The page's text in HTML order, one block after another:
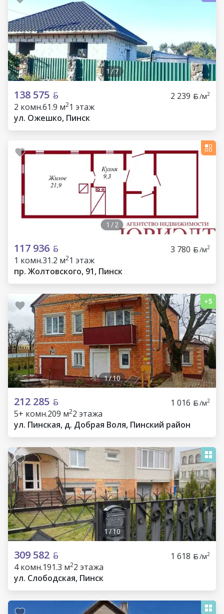
1/7
138 575 2 239 /м2
2 комн.61.9 м21 этаж
ул. Ожешко, Пинск
1 /2
117 936 3 780 /м2
1 комн.31.2 м21 этаж
пр. Жолтовского, 91, Пинск
1/10
212 285 1 016 /м2
5+ комн.209 м22 этажа
ул. Пинская, д. Добрая Воля, Пинский район
1/10
309 582 1 618 /м2
4 комн.191.3 м22 этажа
ул. Слободская, Пинск